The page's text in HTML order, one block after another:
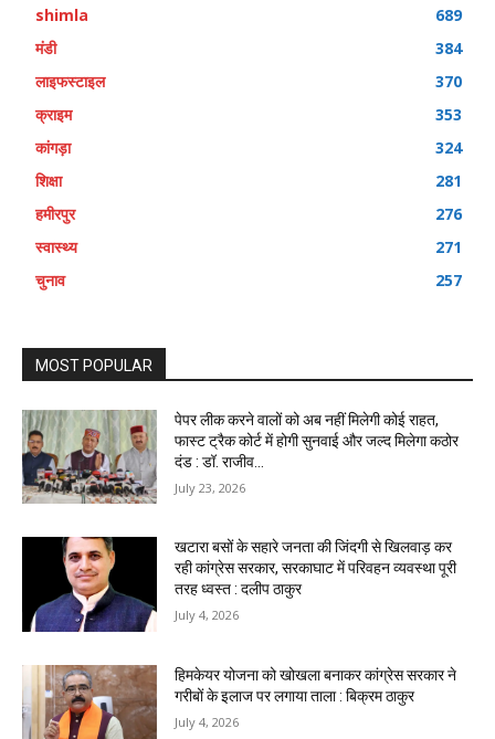
shimla
689
मंडी
384
लाइफस्टाइल
370
क्राइम
353
कांगड़ा
324
शिक्षा
281
हमीरपुर
276
स्वास्थ्य
271
चुनाव
257
MOST POPULAR
पेपर लीक करने वालों को अब नहीं मिलेगी कोई राहत,
फास्ट ट्रैक कोर्ट में होगी सुनवाई और जल्द मिलेगा कठोर
दंड : डॉ. राजीव...
July 23, 2026
खटारा बसों के सहारे जनता की जिंदगी से खिलवाड़ कर
रही कांग्रेस सरकार, सरकाघाट में परिवहन व्यवस्था पूरी
तरह ध्वस्त : दलीप ठाकुर
July 4, 2026
हिमकेयर योजना को खोखला बनाकर कांग्रेस सरकार ने
गरीबों के इलाज पर लगाया ताला : बिक्रम ठाकुर
July 4, 2026